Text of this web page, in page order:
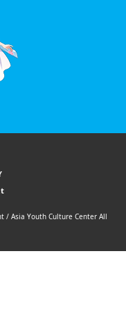
/ Asia Youth Culture Center All